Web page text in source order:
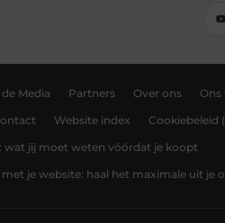
Media Partners Over ons Ons
Website index Cookiebeleid
wat jij moet weten vóórdat je koopt
je website: haal het maximale uit je